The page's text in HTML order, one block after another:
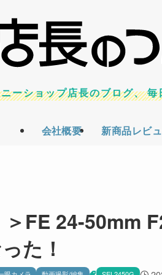
会社概要 新商品レビ
ーショップ店長のブログ、毎
＞FE 24-50mm
た！